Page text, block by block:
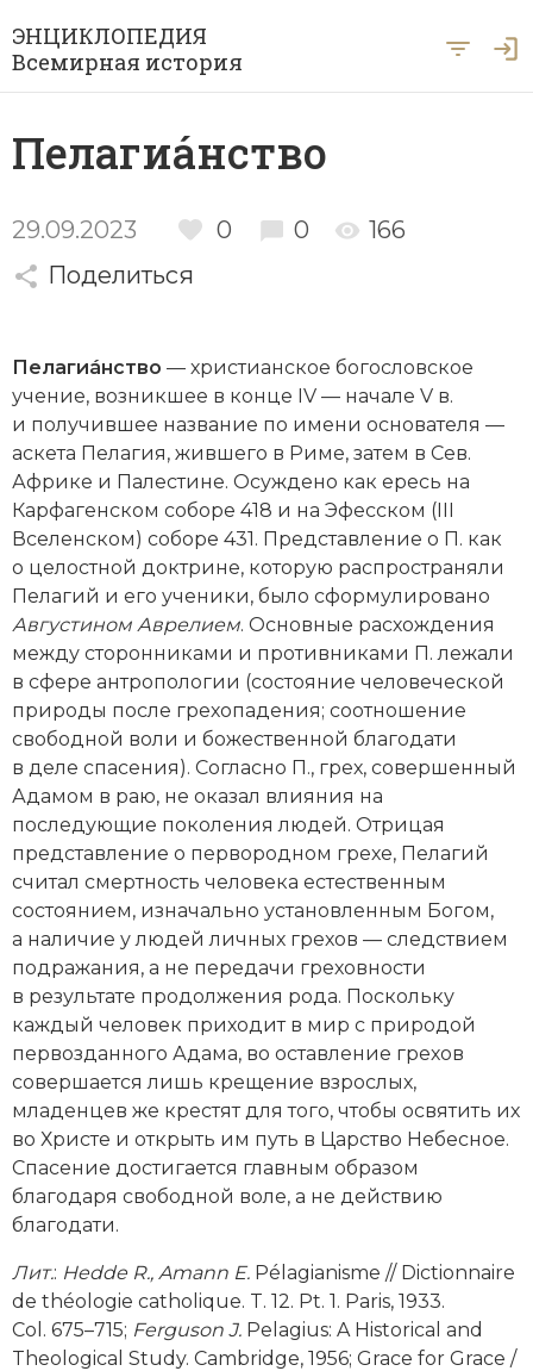
ЭНЦИКЛОПЕДИЯ
Всемирная история
Рубрики
Азия
Археология
Византия
Военная история
Генеалогия, геральдика
Государство и право
Европа
Империи
Историческая география и топонимика
История материальной и духовной культуры
История международных отношений
История, философия, теория и методология
исторического знания
Итория международных отношений
Латинская Америка
Новая история
Новейшая история
Нумизматика
Общественные объединения и организации
Политическая история
Античность
История Первобытного общества
История Средних веков
Новая история
Новейшая история
А … Я
Й К Л М Н О П Р С
У Ф Х Ц Ч Ш Щ Ы Э
Ю Я
Пелагиáнство
29.09.2023 0 0
166
Поделиться
Пелагиáнство — христианское богословское
учение, возникшее в конце IV — начале V в.
и получившее название по имени основателя —
аскета Пелагия, жившего в Риме, затем в Сев.
Африке и Палестине. Осуждено как ересь на
Карфагенском соборе 418 и на Эфесском (III
Вселенском) соборе 431. Представление о П. как
о целостной доктрине, которую распространяли
Пелагий и его ученики, было сформулировано
Августином Аврелием. Основные расхождения
между сторонниками и противниками П. лежали
в сфере антропологии (состояние человеческой
природы после грехопадения; соотношение
свободной воли и божественной благодати
в деле спасения). Согласно П., грех, совершенный
Адамом в раю, не оказал влияния на
последующие поколения людей. Отрицая
представление о первородном грехе, Пелагий
считал смертность человека естественным
состоянием, изначально установленным Богом,
а наличие у людей личных грехов — следствием
подражания, а не передачи греховности
в результате продолжения рода. Поскольку
каждый человек приходит в мир с природой
первозданного Адама, во оставление грехов
совершается лишь крещение взрослых,
младенцев же крестят для того, чтобы освятить их
во Христе и открыть им путь в Царство Небесное.
Спасение достигается главным образом
благодаря свободной воле, а не действию
благодати.
Лит.: Hedde R., Amann E. Pélagianisme // Dictionnaire
de théologie catholique. T. 12. Pt. 1. Paris, 1933.
Col. 675–715; Ferguson J. Pelagius: A Historical and
Theological Study. Cambridge, 1956; Grace for Grace /